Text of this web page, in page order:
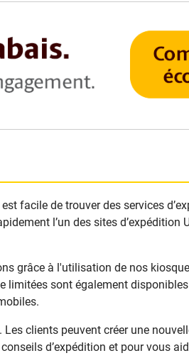
facile de trouver des services
l’un des sites d’expédition
grâce à l'utilisation de nos
limitées sont également
clients peuvent créer une
d’expédition et pour vous